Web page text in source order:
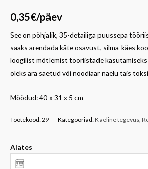
0,35€/päev
See on põhjalik, 35-detailiga puussepa
saaks arendada käte osavust, silma-käes
loogilist mõtlemist tööriistade kasutamiseks
oleks ära saetud või noodiäär naelu täis
Mõõdud: 40 x 31 x 5 cm
Tootekood:29 Kategooriad:Käeline tegevus,
Alates